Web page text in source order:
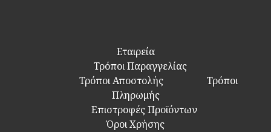
Εταιρεία
Τρόποι Παραγγελίας
Τρόποι Αποστολής
Τρόποι
Πληρωμής
Επιστροφές Προϊόντων
Όροι Χρήσης